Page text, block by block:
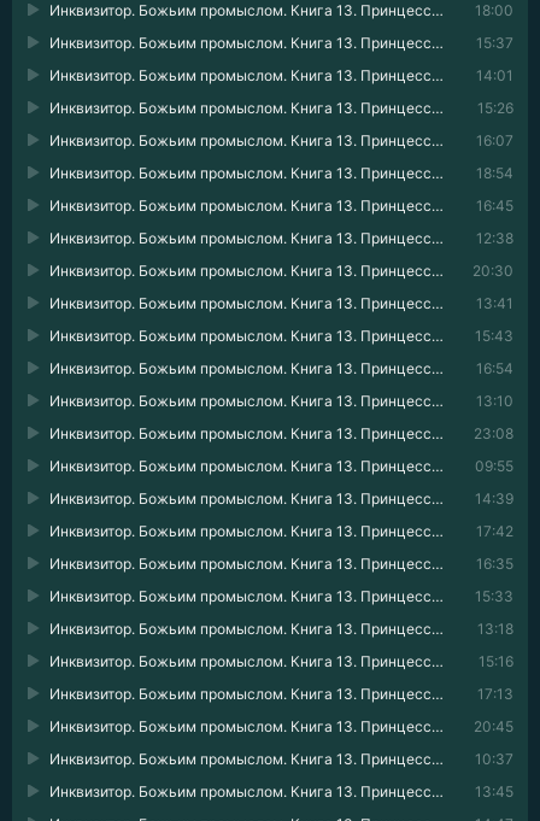
18:00
Инквизитор. Божьим промыслом. Книга 13. Принцессы и замки 07
15:37
Инквизитор. Божьим промыслом. Книга 13. Принцессы и замки 08
14:01
Инквизитор. Божьим промыслом. Книга 13. Принцессы и замки 09
15:26
Инквизитор. Божьим промыслом. Книга 13. Принцессы и замки 10
16:07
Инквизитор. Божьим промыслом. Книга 13. Принцессы и замки 11
18:54
Инквизитор. Божьим промыслом. Книга 13. Принцессы и замки 12
16:45
Инквизитор. Божьим промыслом. Книга 13. Принцессы и замки 13
12:38
Инквизитор. Божьим промыслом. Книга 13. Принцессы и замки 14
20:30
Инквизитор. Божьим промыслом. Книга 13. Принцессы и замки 15
13:41
Инквизитор. Божьим промыслом. Книга 13. Принцессы и замки 16
15:43
Инквизитор. Божьим промыслом. Книга 13. Принцессы и замки 17
16:54
Инквизитор. Божьим промыслом. Книга 13. Принцессы и замки 18
13:10
Инквизитор. Божьим промыслом. Книга 13. Принцессы и замки 19
23:08
Инквизитор. Божьим промыслом. Книга 13. Принцессы и замки 20
09:55
Инквизитор. Божьим промыслом. Книга 13. Принцессы и замки 21
14:39
Инквизитор. Божьим промыслом. Книга 13. Принцессы и замки 22
17:42
Инквизитор. Божьим промыслом. Книга 13. Принцессы и замки 23
16:35
Инквизитор. Божьим промыслом. Книга 13. Принцессы и замки 24
15:33
Инквизитор. Божьим промыслом. Книга 13. Принцессы и замки 25
13:18
Инквизитор. Божьим промыслом. Книга 13. Принцессы и замки 26
15:16
Инквизитор. Божьим промыслом. Книга 13. Принцессы и замки 27
17:13
Инквизитор. Божьим промыслом. Книга 13. Принцессы и замки 28
20:45
Инквизитор. Божьим промыслом. Книга 13. Принцессы и замки 29
10:37
Инквизитор. Божьим промыслом. Книга 13. Принцессы и замки 30
13:45
Инквизитор. Божьим промыслом. Книга 13. Принцессы и замки 31